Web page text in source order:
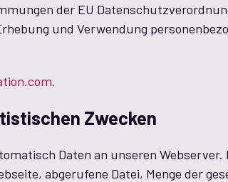
der EU
und Verwendung
Zwecken
Daten an unseren Webserver.
abgerufene Datei, Menge der